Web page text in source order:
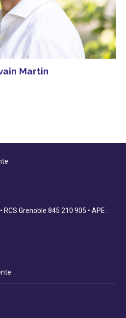
Martin
Grenoble 845 210 905 • APE :